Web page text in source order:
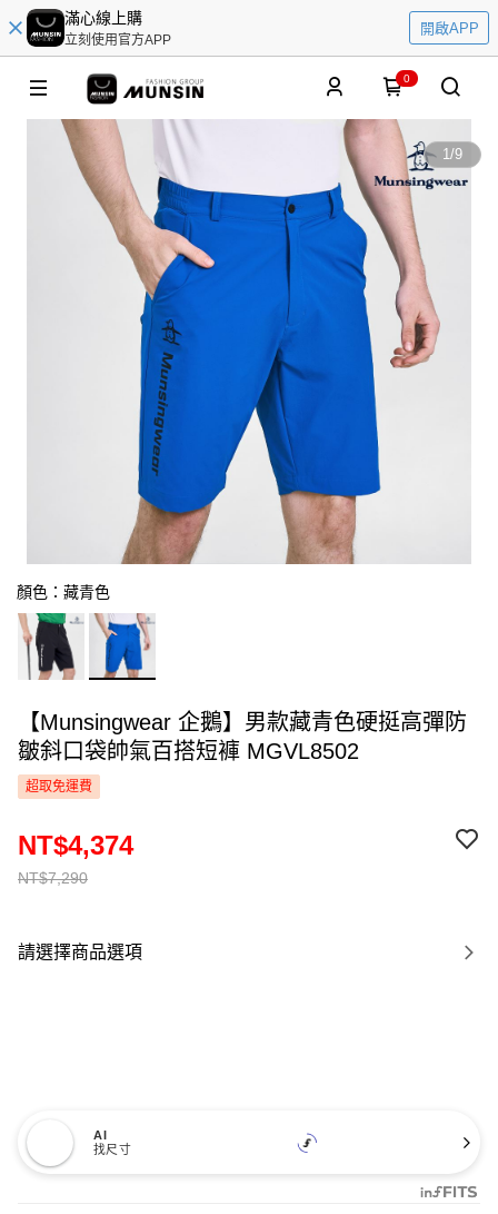
滿心線上購
立刻使用官方APP
開啟APP
0
1/9
顏色：藏青色
【Munsingwear 企鵝】男款藏青色硬挺高彈防
皺斜口袋帥氣百搭短褲 MGVL8502
超取免運費
NT$7,290
NT$4,374
請選擇商品選項
AI
找尺寸